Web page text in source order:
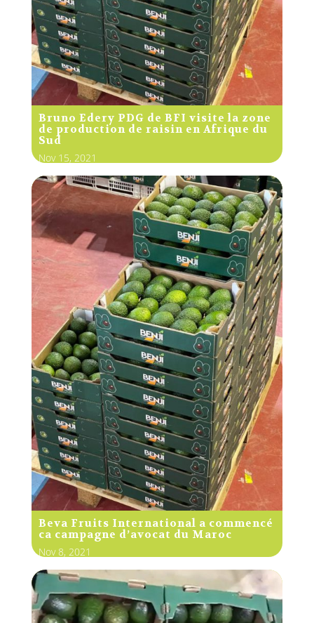
Bruno Edery PDG de BFI visite la zone
de production de raisin en Afrique du
Sud
Nov 15, 2021
Beva Fruits International a commencé
ca campagne d’avocat du Maroc
Nov 8, 2021